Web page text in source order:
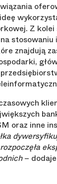
Z
stosowaniu
znajdują
oraz inne
–